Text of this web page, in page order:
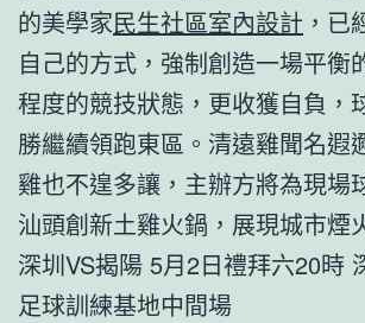
的美學家民生社區室內設計 ，已
自己的方式，強制創造一場平衡
程度的競技狀態，更收獲自負，
勝繼續領跑東區。清遠雞聞名遐
雞也不遑多讓，主辦方將為現場
汕頭創新土雞火鍋，展現城市煙
深圳VS揭陽 5月2日禮拜六20時
足球訓練基地中間場